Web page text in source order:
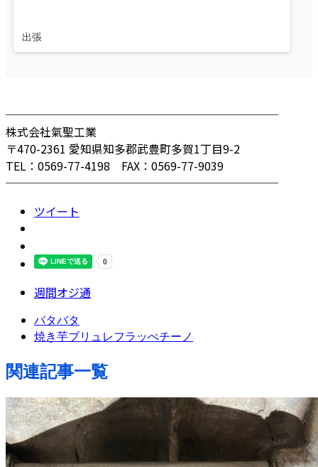
出張
────────────────────────
株式会社氣聖工業
〒470-2361 愛知県知多郡武豊町多賀1丁目9-2
TEL：0569-77-4198 FAX：0569-77-9039
────────────────────────
ツイート
週間オジ通
バタバタ
焼き芋ブリュレフラッぺチーノ
関連記事一覧